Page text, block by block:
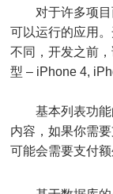
对于许多项目
可以运行的应用
不同，开发之前
型 – iPhone 4,
基本列表功能
内容，如果你需
可能会需要支付额